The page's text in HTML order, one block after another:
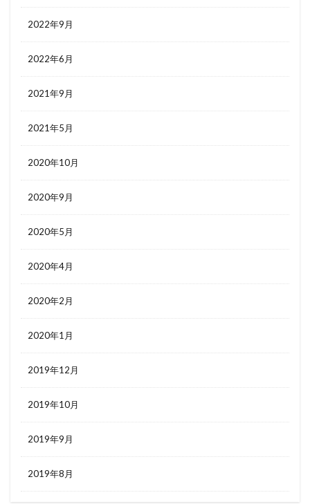
2022年9月
2022年6月
2021年9月
2021年5月
2020年10月
2020年9月
2020年5月
2020年4月
2020年2月
2020年1月
2019年12月
2019年10月
2019年9月
2019年8月